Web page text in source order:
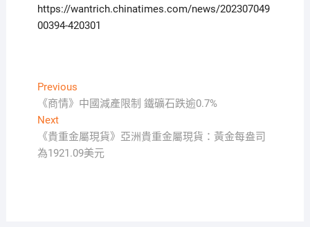
https://wantrich.chinatimes.com/news/202307049
00394-420301
文
章
導
覽
PreviousPrevious
post:
《商情》中國減產限制 鐵礦石跌逾0.7%
NextNext
post:
《貴重金屬現貨》亞洲貴重金屬現貨：黃金每盎司
為1921.09美元